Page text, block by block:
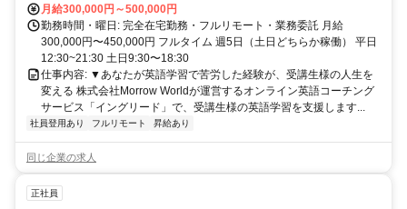
月給300,000円～500,000円
勤務時間・曜日: 完全在宅勤務・フルリモート・業務委託 月給
300,000円〜450,000円 フルタイム 週5日（土日どちらか稼働） 平日
12:30~21:30 土日9:30〜18:30
仕事内容: ▼あなたが英語学習で苦労した経験が、受講生様の人生を
変える 株式会社Morrow Worldが運営するオンライン英語コーチング
サービス「イングリード」で、受講生様の英語学習を支援します...
社員登用あり フルリモート 昇給あり
同じ企業の求人
正社員